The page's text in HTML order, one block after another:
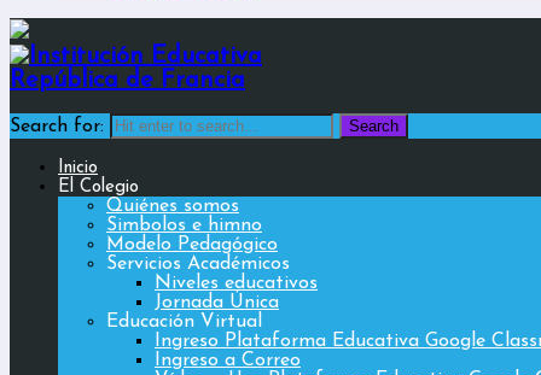
Search for:
Inicio
El Colegio
Quiénes somos
Simbolos e himno
Modelo Pedagógico
Servicios Académicos
Niveles educativos
Jornada Única
Educación Virtual
Ingreso Plataforma Educativa Google
Ingreso a Correo